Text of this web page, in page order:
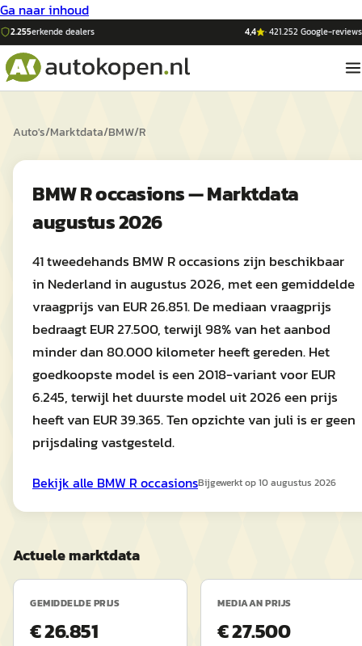
Ga naar inhoud
2.255erkende dealers 4,4 ·421.252Google-reviews
Auto's/Marktdata/BMW/R
BMW R occasions — Marktdata
augustus 2026
41 tweedehands BMW R occasions zijn beschikbaar
in Nederland in augustus 2026, met een gemiddelde
vraagprijs van EUR 26.851. De mediaan vraagprijs
bedraagt EUR 27.500, terwijl 98% van het aanbod
minder dan 80.000 kilometer heeft gereden. Het
goedkoopste model is een 2018-variant voor EUR
6.245, terwijl het duurste model uit 2026 een prijs
heeft van EUR 39.365. Ten opzichte van juli is er geen
prijsdaling vastgesteld.
Bekijk alle BMW R occasionsBijgewerkt op10 augustus 2026
Actuele marktdata
GEMIDDELDE PRIJS
€ 26.851
MEDIAAN PRIJS
€ 27.500